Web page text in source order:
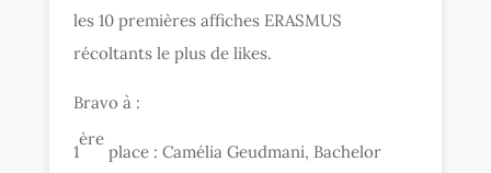
les 10 premières affiches ERASMUS
récoltants le plus de likes.
Bravo à :
1
ère
place : Camélia Geudmani, Bachelor